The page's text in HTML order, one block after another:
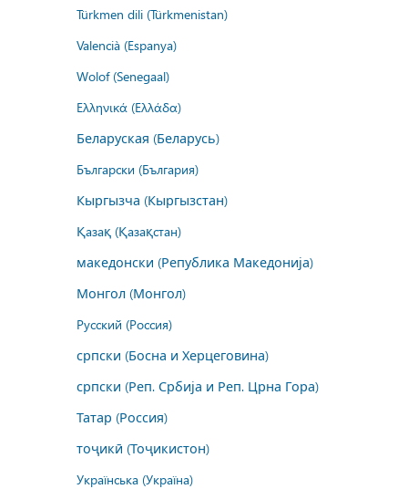
Türkmen dili (Türkmenistan)
Valencià (Espanya)
Wolof (Senegaal)
Ελληνικά (Ελλάδα)
Беларуская (Беларусь)
Български (България)
Кыргызча (Кыргызстан)
Қазақ (Қазақстан)
македонски (Република Македонија)
Монгол (Монгол)
Русский (Россия)
српски (Босна и Херцеговина)
српски (Реп. Србија и Реп. Црна Гора)
Татар (Россия)
тоҷикӣ (Тоҷикистон)
Українська (Україна)